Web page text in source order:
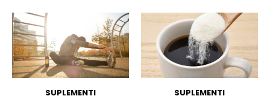
SUPLEMENTI SUPLEMENTI